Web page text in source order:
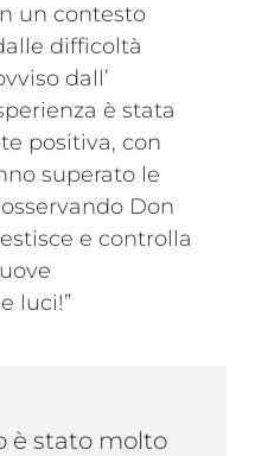
un contesto
difficoltà
dall’
è stata
positiva, con
superato le
Don
e controlla
luci!”
è stato molto